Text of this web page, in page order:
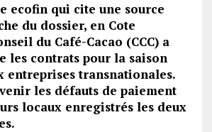
ecofin qui cite une source
du dossier, en Cote
du Café-Cacao (CCC) a
les contrats pour la saison
entreprises transnationales.
les défauts de paiement
locaux enregistrés les deux